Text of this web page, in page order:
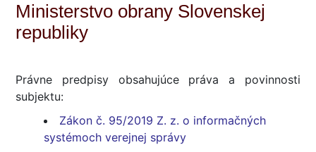
Ministerstvo obrany Slovenskej
republiky
Právne predpisy obsahujúce práva a povinnosti
subjektu:
Zákon č. 95/2019 Z. z. o informačných
systémoch verejnej správy